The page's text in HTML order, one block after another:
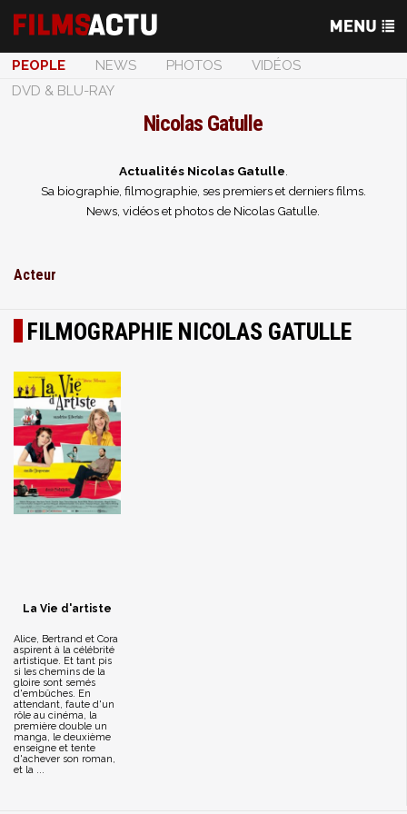
PEOPLE NEWS PHOTOS
VIDÉOS
DVD & BLU-RAY
Nicolas Gatulle
Actualités Nicolas Gatulle
Sa biographie, filmographie, ses premiers et derniers films.
News, vidéos et photos de Nicolas Gatulle.
Acteur
FILMOGRAPHIE NICOLAS GATULLE
La Vie d'artiste
Alice, Bertrand et Cora
aspirent à la célébrité
artistique. Et tant pis
si les chemins de la
gloire sont semés
d'embûches. En
attendant, faute d'un
rôle au cinéma, la
première double un
manga, le deuxième
enseigne et tente
d'achever son roman,
et la ...